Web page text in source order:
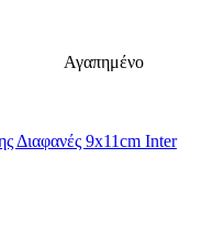
Αγαπημένο